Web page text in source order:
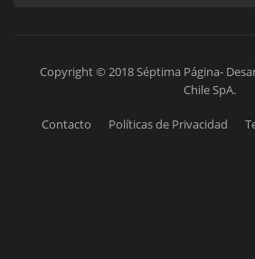
Copyright © 2018 Séptima Página-
Chile SpA.
Contacto Políticas de Privacidad